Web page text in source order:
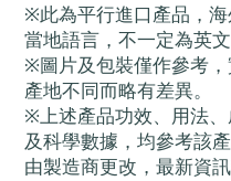
※此為平行進口產品，
當地語言，不一定為英文
※圖片及包裝僅作參考
產地不同而略有差異。
※上述產品功效、用法
及科學數據，均參考該
由製造商更改，最新資